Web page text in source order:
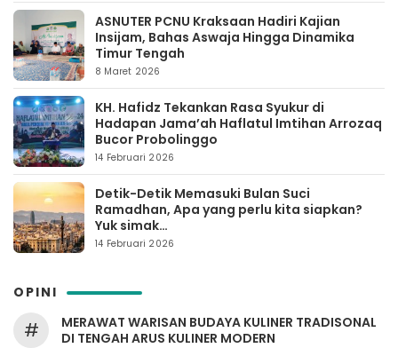
ASNUTER PCNU Kraksaan Hadiri Kajian
Insijam, Bahas Aswaja Hingga Dinamika
Timur Tengah
8 Maret 2026
KH. Hafidz Tekankan Rasa Syukur di
Hadapan Jama’ah Haflatul Imtihan Arrozaq
Bucor Probolinggo
14 Februari 2026
Detik-Detik Memasuki Bulan Suci
Ramadhan, Apa yang perlu kita siapkan?
Yuk simak…
14 Februari 2026
OPINI
#
MERAWAT WARISAN BUDAYA KULINER TRADISONAL
DI TENGAH ARUS KULINER MODERN